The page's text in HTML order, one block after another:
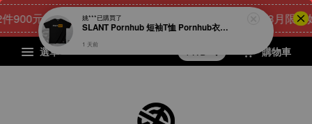
元 點我 立即購 23 [8月限量好
選單 購物車